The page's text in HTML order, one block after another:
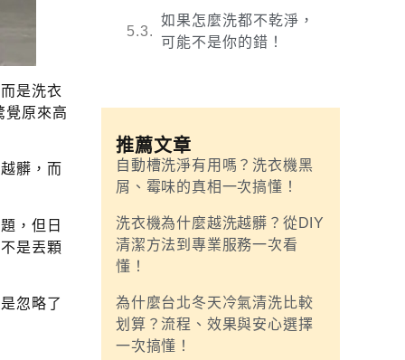
是洗衣
覺原來高
髒，而
，但日
是丟顆
忽略了
如果怎麼洗都不乾淨，
可能不是你的錯！
推薦文章
自動槽洗淨有用嗎？洗衣機黑
屑、霉味的真相一次搞懂！
洗衣機為什麼越洗越髒？從DIY
清潔方法到專業服務一次看
懂！
為什麼台北冬天冷氣清洗比較
划算？流程、效果與安心選擇
一次搞懂！